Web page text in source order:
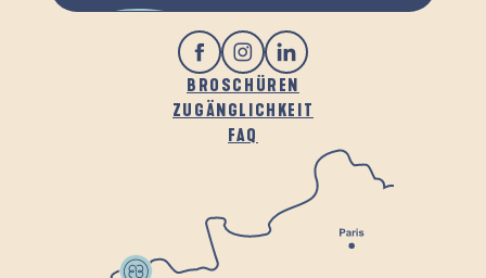
BROSCHÜREN
ZUGÄNGLICHKEIT
FAQ